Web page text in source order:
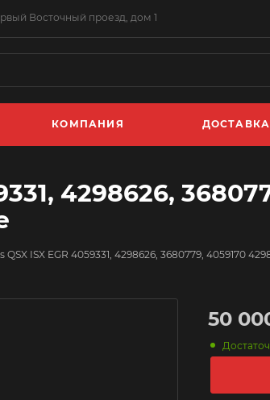
Восточный проезд, дом 1
КОМПАНИЯ ДОСТАВКА
4298626,
ISX EGR 4059331, 4298626, 3680779, 4059170
50